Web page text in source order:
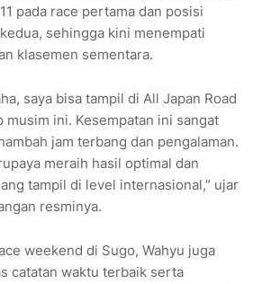
pada race pertama dan posisi
sehingga kini menempati
klasemen sementara.
saya bisa tampil di All Japan Road
musim ini. Kesempatan ini sangat
jam terbang dan pengalaman.
meraih hasil optimal dan
tampil di level internasional,” ujar
resminya.
weekend di Sugo, Wahyu juga
catatan waktu terbaik serta